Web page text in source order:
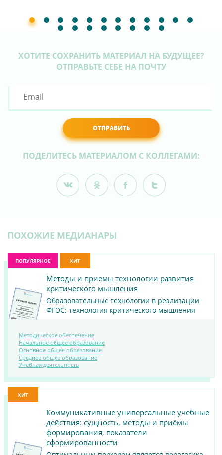
ХОТИТЕ СОХРАНИТЬ МАТЕРИАЛ НА БУДУЩЕЕ?
ОТПРАВЬТЕ СЕБЕ НА ПОЧТУ
ОТПРАВИТЬ
ПОДЕЛИТЕСЬ МАТЕРИАЛОМ С КОЛЛЕГАМИ:
ПОХОЖИЕ МЕДИАНАРЫ
ПОПУЛЯРНОЕ ХИТ
ПОСМОТРЕТЬ
МАТЕРИАЛ
Методы и приемы технологии развития
критического мышления
Образовательные технологии в реализации
ФГОС: технология критического мышления
Методическое обеспечение
Начальное общее образование
Основное общее образование
Среднее общее образование
Учебная деятельность
ХИТ
Коммуникативные универсальные учебные
действия: сущность, методы и приёмы
формирования, показатели
сформированности